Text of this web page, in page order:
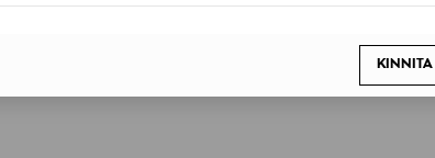
KINNITA
Stockmann,
Helsinki, Finland